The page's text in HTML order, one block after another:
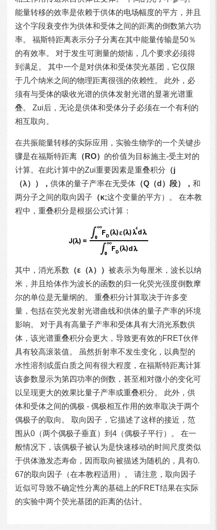
能量转移的效率是依赖于供体的电场幅度的平方，并且
这个字段衰变作为供体和受体之间的距离的倒数第六功
率。 福斯特距离表示分子分离在其中能量传输是50％
的有效率。 对于发生可测量的烦恼，几个要求必须得
到满足。 其中一个是对供体和受体荧光基团，它仅限
于几个纳米之间的物理距离很强的依赖性。 此外，必
须有与受体的吸收光谱的供体发射光谱的显著光谱重
叠。 Zui后，无论是供体和受体分子必须在一个有利的
相互取向。
在共振能量转移的实际应用，实验生物学的一个关键步
骤是在福斯特距离 （RO） 的价值为目标施主-受主对的
计算。在此计算中的Zui重要因素是重叠积分 （j
（λ））， 供体的量子产率在无受体 （Q（d）段）， 和
两分子之间的取向因子 （κ;这个变量的平方）。 在本教
程中，重叠积分是根据公式计算：
其中，消光系数 （ε（λ）） 被表示为每厘米，波长以纳
米，并且给体作为波长的函数的归一化荧光强度倒数摩
尔的单位是无量纲的。 重叠积分计算取决于许多变
量，包括在荧光发射光谱曲线和供体的量子产率的环境
影响。 对于具有高量子产率和受体具有大消光系数供
体，该光谱重叠积分会​​更大，导致更有效的FRET伙伴
具有较高滚装值。 虽然折射率不发生变化，以典型的
水性溶剂或蛋白质之间有很大程度，在福斯特距离计算
该参数显示为第四功率的倒数，甚至相对微小的变化可
以呈现更大的效果比量子产率或重叠积分。 此外，供
体和受体之间的偶极 - 偶极相互作用的效率取决于两个
偶极子的取向。 取向因子，它描述了这样的接近，范
围从0（两个偶极子垂直）到4（偶极子平行）。 在一
般情况下，该偶极子被认为是快速移动的时间尺度类似
于供体激发态寿命，因而取向被描述为随机的，具有0.
67的取向因子（在本教程适用）。 请注意，取向因子
近似可导致不确定性分离的基础上的FRET结果在实际
的实验中两个荧光基团的距离的估计。